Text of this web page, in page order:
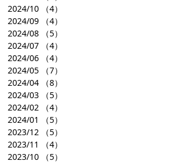
2024/10 （4）
2024/09 （4）
2024/08 （5）
2024/07 （4）
2024/06 （4）
2024/05 （7）
2024/04 （8）
2024/03 （5）
2024/02 （4）
2024/01
（5）
2023/12 （5）
2023/11
（4）
2023/10 （5）